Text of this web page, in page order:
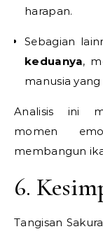
harapan.
Sebagian
keduanya,
manusia yang
Analisis ini
momen
membangun
6.
Tangisan